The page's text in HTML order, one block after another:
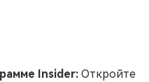
Insider: Откройте